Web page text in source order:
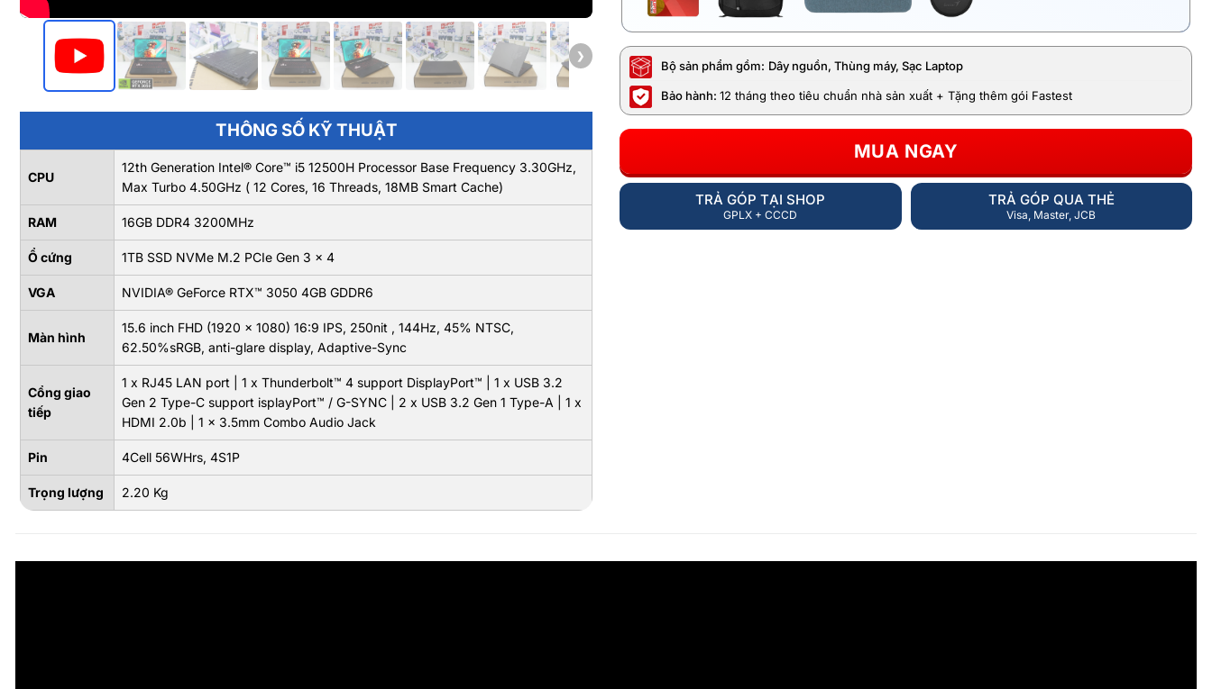
❯
THÔNG SỐ KỸ THUẬT
CPU
12th Generation Intel® Core™ i5 12500H Processor Base Frequency 3.30GHz,
Max Turbo 4.50GHz ( 12 Cores, 16 Threads, 18MB Smart Cache)
RAM 16GB DDR4 3200MHz
Ổ cứng 1TB SSD NVMe M.2 PCIe Gen 3 x 4
VGA NVIDIA® GeForce RTX™ 3050 4GB GDDR6
Màn hình
15.6 inch FHD (1920 x 1080) 16:9 IPS, 250nit , 144Hz, 45% NTSC,
62.50%sRGB, anti-glare display, Adaptive-Sync
Cổng giao
tiếp
1 x RJ45 LAN port | 1 x Thunderbolt™ 4 support DisplayPort™ | 1 x USB 3.2
Gen 2 Type-C support isplayPort™ / G-SYNC | 2 x USB 3.2 Gen 1 Type-A | 1 x
HDMI 2.0b | 1 x 3.5mm Combo Audio Jack
Pin 4Cell 56WHrs, 4S1P
Trọng lượng 2.20 Kg
Bộ sản phẩm gồm: Dây nguồn, Thùng máy, Sạc Laptop
Bảo hành: 12 tháng theo tiêu chuẩn nhà sản xuất + Tặng thêm gói Fastest
MUA NGAY
TRẢ GÓP TẠI SHOP
GPLX + CCCD
TRẢ GÓP QUA THẺ
Visa, Master, JCB